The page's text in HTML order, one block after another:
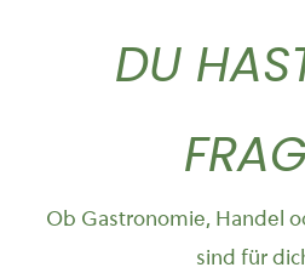
DU
Ob Gastronomie, Handel
sind für